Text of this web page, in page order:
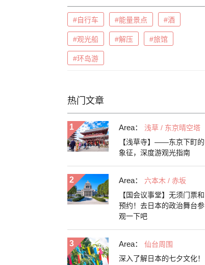
#自行车 #能量景点 #酒
#观光船 #解压 #旅馆
#环岛游
热门文章
Area：
浅草 / 东京晴空塔
【浅草寺】——东京下町的
象征，深度游观光指南
Area：
六本木 / 赤坂
【国会议事堂】无须门票和
预约！去日本的政治舞台参
观一下吧
Area：
仙台周围
深入了解日本的七夕文化！